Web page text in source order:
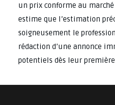
un prix conforme au
estime que l’estimation
soigneusement le
rédaction d’une annonce
potentiels dès leur